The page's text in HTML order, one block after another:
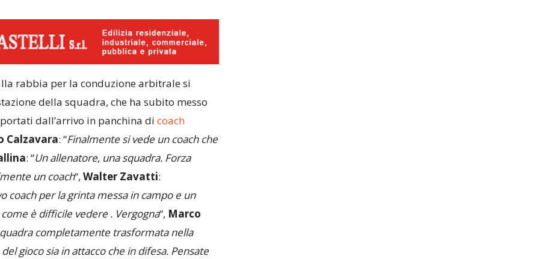
rabbia per la conduzione arbitrale si
della squadra, che ha subito messo
dall’arrivo in panchina di coach
Calzavara: “Finalmente si vede un coach che
: “Un allenatore, una squadra. Forza
un coach“, Walter Zavatti:
coach per la grinta messa in campo e un
è difficile vedere . Vergogna“, Marco
completamente trasformata nella
gioco sia in attacco che in difesa. Pensate